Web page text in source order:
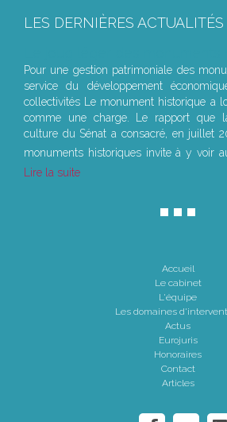
LES DERNIÈRES ACTUALITÉS
Pour une gestion patrimoniale des
service du développement
collectivités Le monument historique a
comme une charge. Le rapport que
culture du Sénat a consacré, en juillet
monuments historiques invite à y voir
Lire la suite
Accueil
Le cabinet
L'équipe
Les domaines
Actus
Eurojuris
Honoraires
Contact
Articles